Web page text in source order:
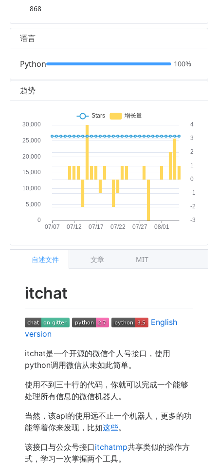
趋势
itchat
English
version
itchat是一个开源的微信个人号接口，使用
python调用微信从未如此简单。
使用不到三十行的代码，你就可以完成一个能够
处理所有信息的微信机器人。
当然，该api的使用远不止一个机器人，更多的功
能等着你来发现，比如这些。
该接口与公众号接口itchatmp共享类似的操作方
式，学习一次掌握两个工具。
自述文件 文章 MIT
868
语言
Python 100%